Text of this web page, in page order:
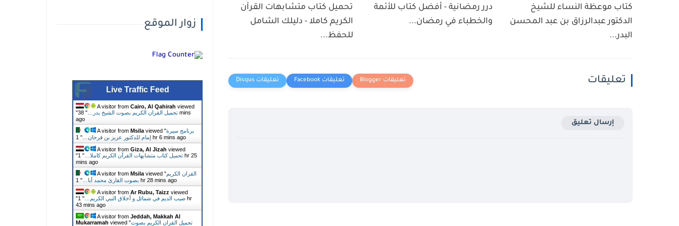
كتاب موعظة النساء للشيخ
الدكتور عبدالرزاق بن عبد المحسن
البدر...
درر رمضانية - أفضل كتاب للأئمة
والخطباء في رمضان...
تحميل كتاب متشابهات القرآن
الكريم كاملا - دليلك الشامل
للحفظ...
تعليقات
إرسال تعليق
زوار الموقع
Live Traffic Feed
A visitor from Cairo, Al Qahirah viewed
"
تحميل القران الكريم بصوت الشيخ بدر… "
38 mins
ago
A visitor from Msila viewed "برنامج سيرة
إمام للدكتور عزيز بن فرحان… "
1 hr 6 mins ago
A visitor from Giza, Al Jizah viewed
"
تحميل كتاب متشابهات القرآن الكريم كاملا… "
1 hr 25
mins ago
A visitor from Msila viewed "القران الكريم
بصوت القارئ محمد أبا… "
1 hr 28 mins ago
A visitor from Ar Rubu, Taizz viewed
"
صيب الديم في شمائل و أخلاق النبي الكريم… "
1 hr
43 mins ago
A visitor from Jeddah, Makkah Al
Mukarramah viewed "تحميل القران الكريم بصوت